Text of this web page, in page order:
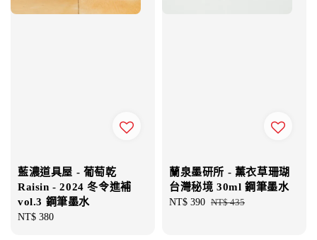
藍濃道具屋 - 葡萄乾
Raisin - 2024 冬令進補
vol.3 鋼筆墨水
Regular
NT$ 380
蘭泉墨研所 - 薰衣草珊瑚
台灣秘境 30ml 鋼筆墨水
Sale
NT$ 390 Regular
NT$ 435